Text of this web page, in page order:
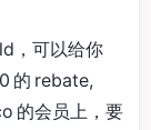
，可以给你
的 rebate,
的会员上，要